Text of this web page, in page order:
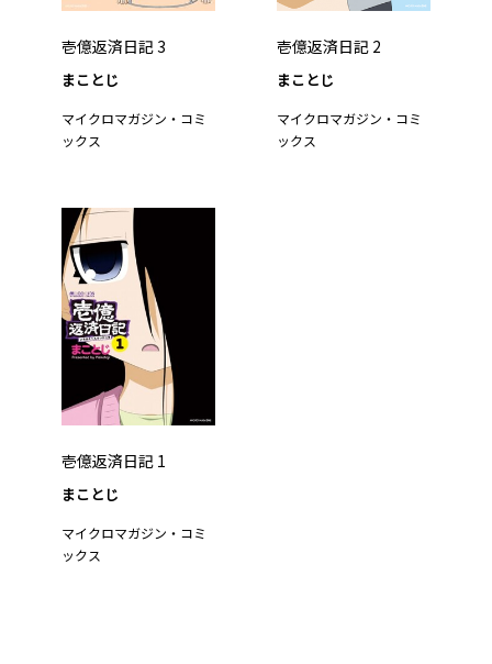
壱億返済日記 3
まことじ
マイクロマガジン・コミ
ックス
壱億返済日記 2
まことじ
マイクロマガジン・コミ
ックス
壱億返済日記 1
まことじ
マイクロマガジン・コミ
ックス